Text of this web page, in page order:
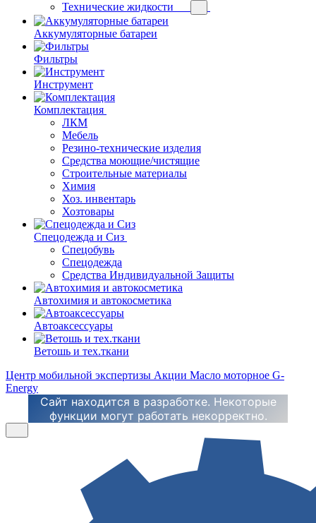
Технические жидкости
Аккумуляторные батареи
Фильтры
Инструмент
Комплектация
ЛКМ
Мебель
Резино-технические изделия
Средства моющие/чистящие
Строительные материалы
Химия
Хоз. инвентарь
Хозтовары
Спецодежда и Сиз
Спецобувь
Спецодежда
Средства Индивидуальной Защиты
Автохимия и автокосметика
Автоаксессуары
Ветошь и тех.ткани
Центр мобильной экспертизы Акции Масло моторное G-
Energy
Сайт находится в разработке. Некоторые
функции могут работать некорректно.